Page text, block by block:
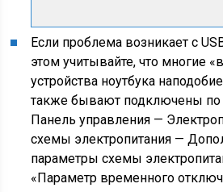
Если проблема возникает с
этом учитывайте, что многие
устройства ноутбука
также бывают подключены по
Панель управления —
схемы электропитания —
параметры схемы
«Параметр временного